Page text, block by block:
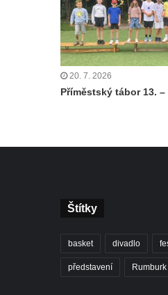
20. 7. 2026
Příměstský tábor 13. –
Štítky
basket divadlo
představení Rumburk